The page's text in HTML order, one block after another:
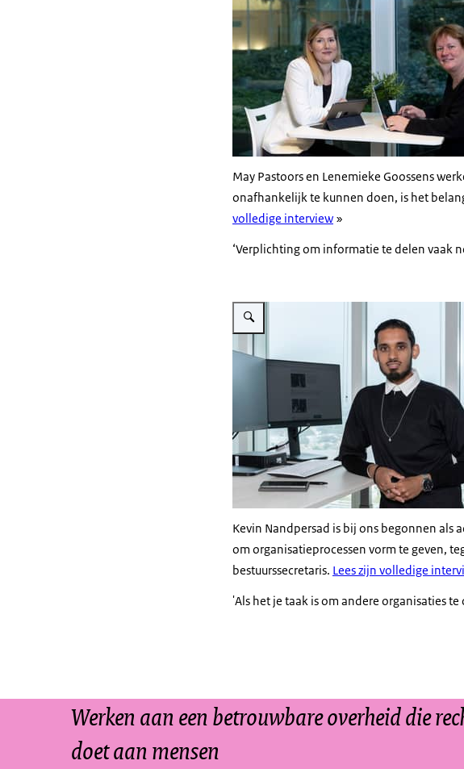
May Pastoors en Lenemieke Goossens
onafhankelijk te kunnen doen, is het
volledige interview »
‘Verplichting om informatie te delen vaak
Vergroot afbeelding Kevin Nandpersad leunt op
Kevin Nandpersad is bij ons begonnen als
om organisatieprocessen vorm te geven,
bestuurssecretaris. Lees zijn volledige
'Als het je taak is om andere organisaties
Werken aan een betrouwbare overheid die
doet aan mensen